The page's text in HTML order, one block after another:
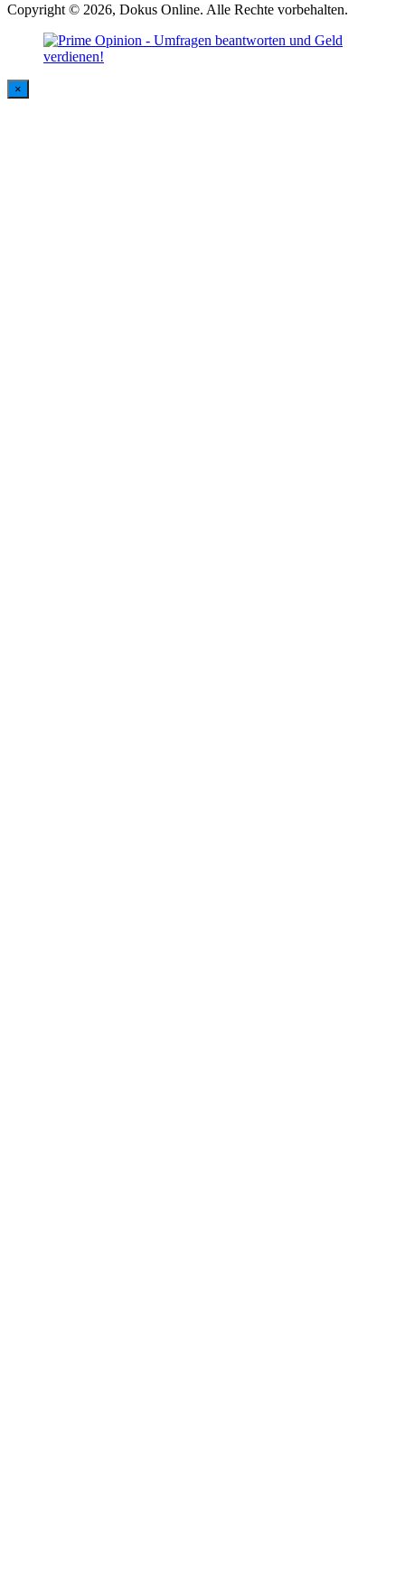
Copyright © 2026, Dokus Online. Alle Rechte vorbehalten.
×